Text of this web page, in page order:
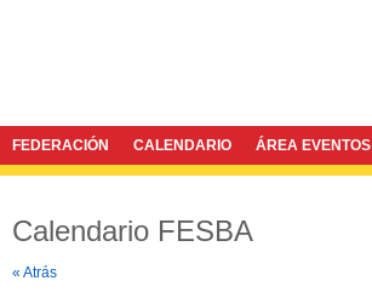
FEDERACIÓN CALENDARIO ÁREA EVENTOS
Calendario FESBA
« Atrás